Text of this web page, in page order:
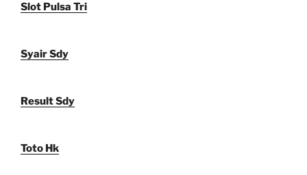
Slot Pulsa Tri
Syair Sdy
Result Sdy
Toto Hk